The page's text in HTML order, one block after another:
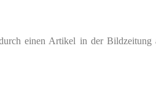
einen Artikel in der Bildzeitung